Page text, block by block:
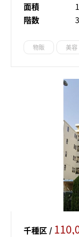
面積
階数
物販 美
千種区 /